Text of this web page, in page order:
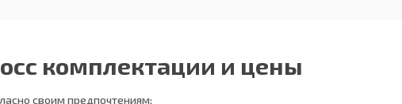
комплектации и цены
своим предпочтениям: